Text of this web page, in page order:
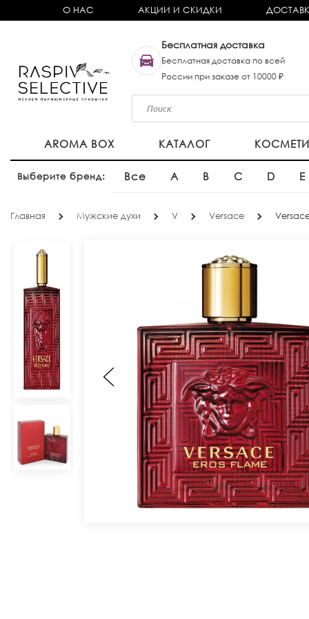
О НАС АКЦИИ И СКИДКИ
Бесплатная доставка
Бесплатная доставка по всей
России при заказе от 10000 ₽
AROMA BOX КАТАЛОГ
Выберите бренд: Все A B C D E
Главная Мужские духи V Versace